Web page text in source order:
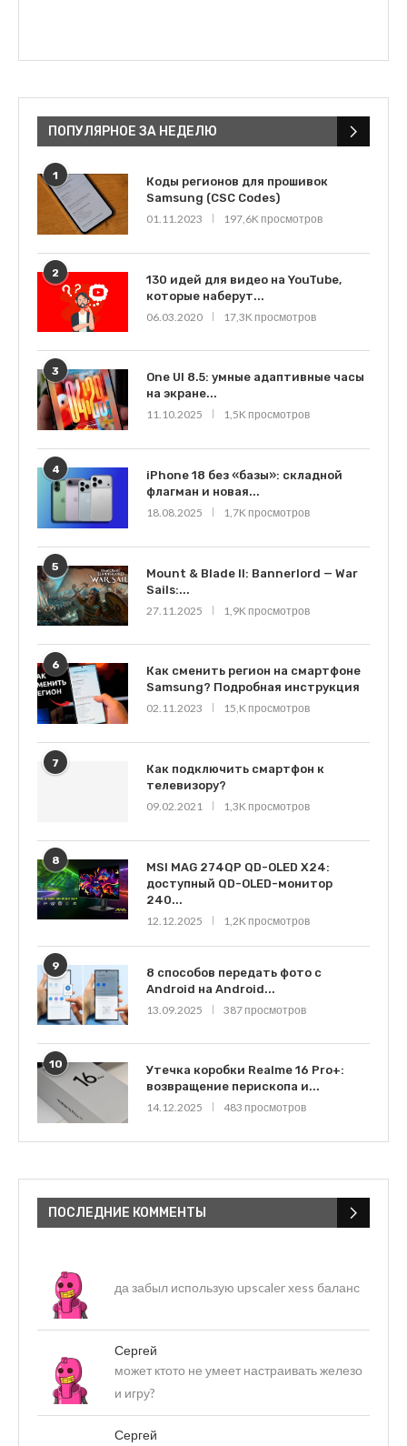
ПОПУЛЯРНОЕ ЗА НЕДЕЛЮ
1
Коды регионов для прошивок
Samsung (CSC Codes)
01.11.2023
197,6K просмотров
2
130 идей для видео на YouTube,
которые наберут...
06.03.2020
17,3K просмотров
3
One UI 8.5: умные адаптивные часы
на экране...
11.10.2025
1,5K просмотров
4
iPhone 18 без «базы»: складной
флагман и новая...
18.08.2025
1,7K просмотров
5
Mount & Blade II: Bannerlord — War
Sails:...
27.11.2025
1,9K просмотров
6
Как сменить регион на смартфоне
Samsung? Подробная инструкция
02.11.2023
15,K просмотров
7
Как подключить смартфон к
телевизору?
09.02.2021
1,3K просмотров
8
MSI MAG 274QP QD-OLED X24:
доступный QD-OLED-монитор
240...
12.12.2025
1,2K просмотров
9
8 способов передать фото с
Android на Android...
13.09.2025
387 просмотров
10
Утечка коробки Realme 16 Pro+:
возвращение перископа и...
14.12.2025
483 просмотров
ПОСЛЕДНИЕ КОММЕНТЫ
да забыл использую upscaler xess баланс
Сергей
может ктото не умеет настраивать железо
и игру?
Сергей